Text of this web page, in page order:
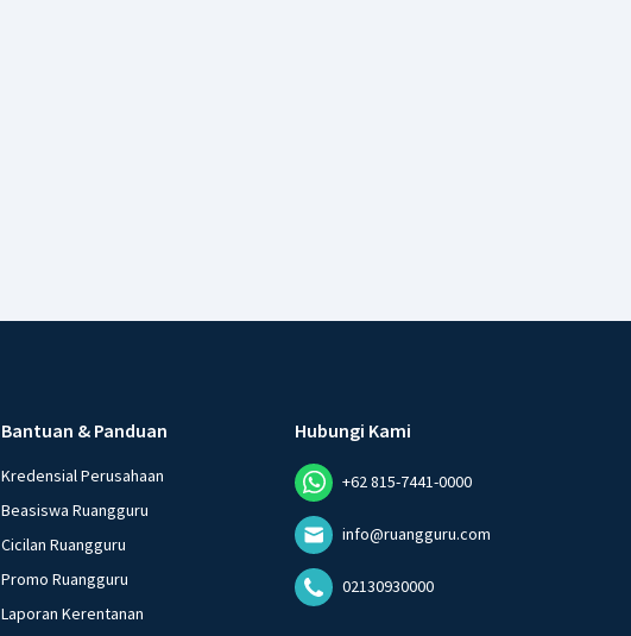
Bantuan & Panduan
Kredensial Perusahaan
Beasiswa Ruangguru
Cicilan Ruangguru
Promo Ruangguru
Laporan Kerentanan
Hubungi Kami
+62 815-7441-0000
info@ruangguru.com
02130930000